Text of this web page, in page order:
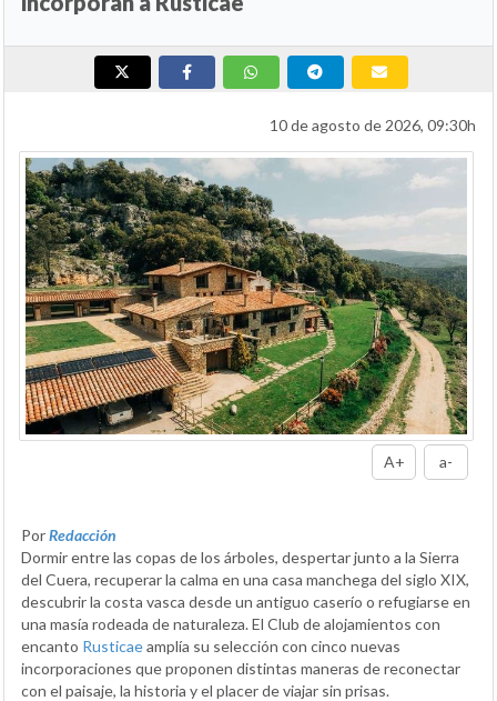
10 de agosto de 2026, 09:30h
A+ a-
PorRedacción
Dormir entre las copas de los árboles, despertar junto a la Sierra
del Cuera, recuperar la calma en una casa manchega del siglo XIX,
descubrir la costa vasca desde un antiguo caserío o refugiarse en
una masía rodeada de naturaleza. El Club de alojamientos con
encanto Rusticaeamplía su selección con cinco nuevas
incorporaciones que proponen distintas maneras de reconectar
con el paisaje, la historia y el placer de viajar sin prisas.